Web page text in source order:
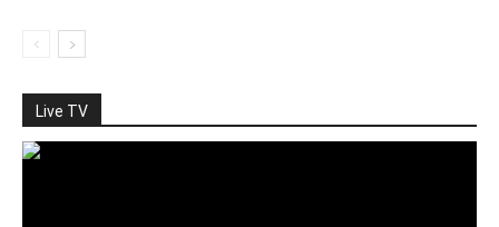
Live TV